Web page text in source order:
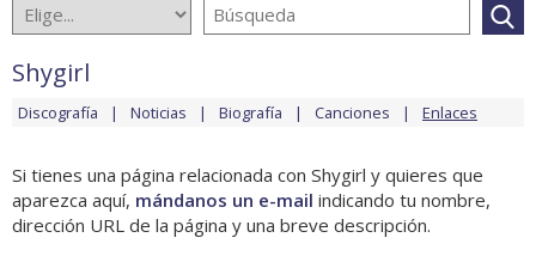
Shygirl
Discografía Noticias Biografía Canciones Enlaces
Si tienes una página relacionada con Shygirl y quieres que
aparezca aquí, mándanos un e-mail indicando tu nombre,
dirección URL de la página y una breve descripción.